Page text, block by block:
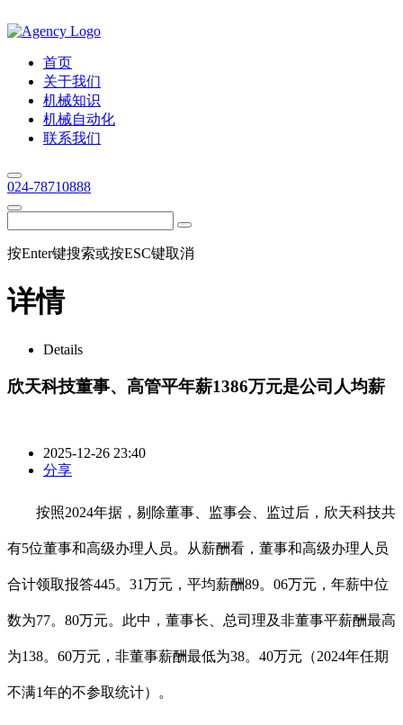
首页
关于我们
机械知识
机械自动化
联系我们
024-78710888
按Enter键搜索或按ESC键取消
详情
Details
欣天科技董事、高管平年薪1386万元是公司人均薪
2025-12-26 23:40
分享
按照2024年据，剔除董事、监事会、监过后，欣天科技共
有5位董事和高级办理人员。从薪酬看，董事和高级办理人员
合计领取报答445。31万元，平均薪酬89。06万元，年薪中位
数为77。80万元。此中，董事长、总司理及非董事平薪酬最高
为138。60万元，非董事薪酬最低为38。40万元（2024年任期
不满1年的不参取统计）。